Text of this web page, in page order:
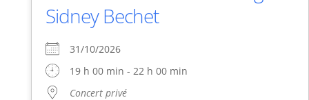
Sidney Bechet
31/10/2026
19 h 00 min - 22 h 00 min
Concert privé